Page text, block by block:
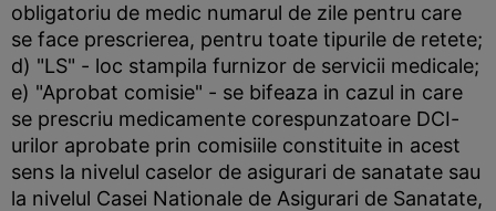
obligatoriu de medic numarul de zile pentru care
se face prescrierea, pentru toate tipurile de retete;
d) "LS" - loc stampila furnizor de servicii medicale;
e) "Aprobat comisie" - se bifeaza in cazul in care
se prescriu medicamente corespunzatoare DCI-
urilor aprobate prin comisiile constituite in acest
sens la nivelul caselor de asigurari de sanatate sau
la nivelul Casei Nationale de Asigurari de Sanatate,